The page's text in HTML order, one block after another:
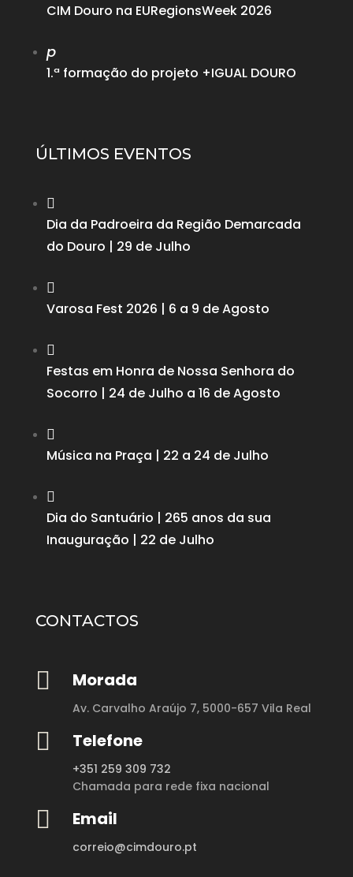
CIM Douro na EURegionsWeek 2026
p
1.ª formação do projeto +IGUAL DOURO
ÚLTIMOS EVENTOS

Dia da Padroeira da Região Demarcada
do Douro | 29 de Julho

Varosa Fest 2026 | 6 a 9 de Agosto

Festas em Honra de Nossa Senhora do
Socorro | 24 de Julho a 16 de Agosto

Música na Praça | 22 a 24 de Julho

Dia do Santuário | 265 anos da sua
Inauguração | 22 de Julho
CONTACTOS
 Morada
Av. Carvalho Araújo 7, 5000-657 Vila Real
 Telefone
+351 259 309 732
Chamada para rede fixa nacional
 Email
correio@cimdouro.pt